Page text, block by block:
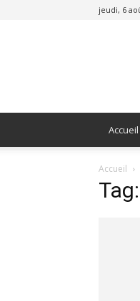
jeudi, 6
Accueil
Accueil